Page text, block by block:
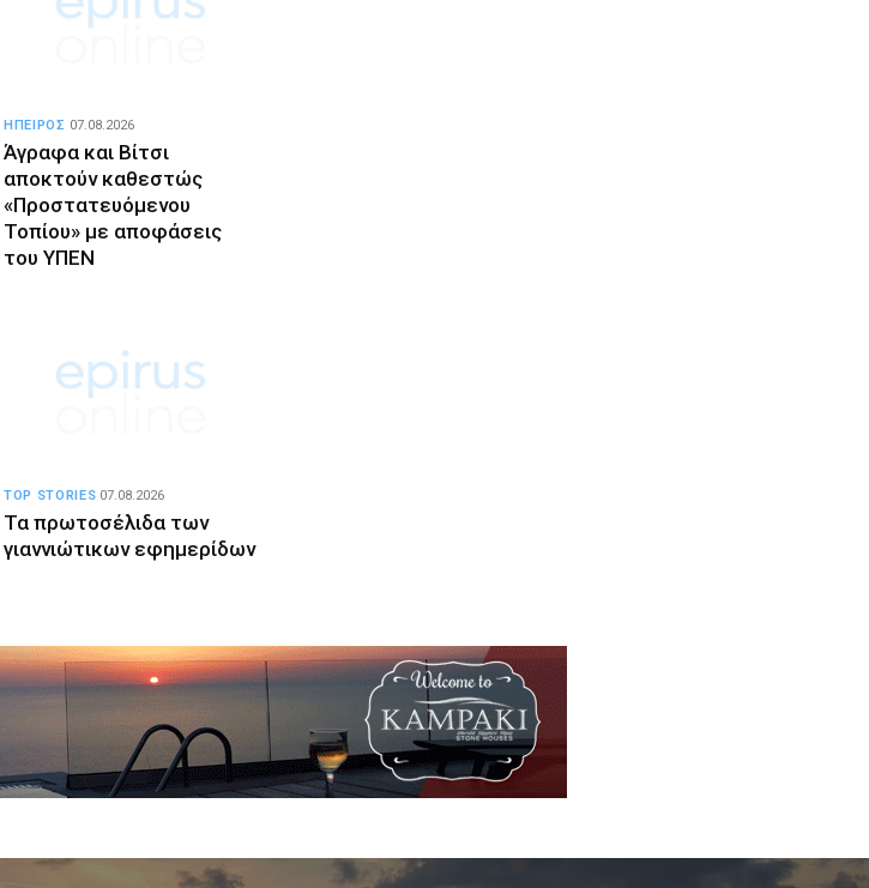
Άγραφα και Βίτσι
αποκτούν καθεστώς
«Προστατευόμενου
Τοπίου» με αποφάσεις
του ΥΠΕΝ
ΗΠΕΙΡΟΣ 07.08.2026
Τα πρωτοσέλιδα των
γιαννιώτικων εφημερίδων
TOP STORIES 07.08.2026